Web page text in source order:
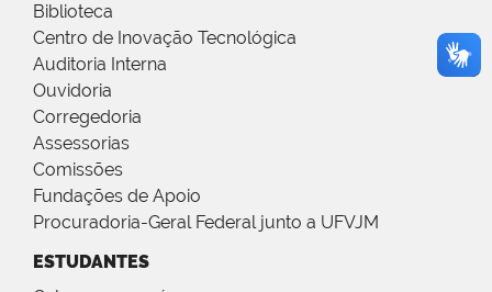
Biblioteca
Centro de Inovação Tecnológica
Auditoria Interna
Ouvidoria
Corregedoria
Assessorias
Comissões
Fundações de Apoio
Procuradoria-Geral Federal junto a UFVJM
ESTUDANTES